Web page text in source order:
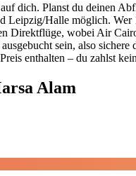
dich. Planst du deinen
Halle möglich.
Direktflüge, wobei Air
sein, also
enthalten – du zahlst
Alam